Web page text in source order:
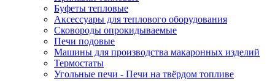
Буфеты тепловые
Аксессуары для теплового оборудования
Сковороды опрокидываемые
Печи подовые
Машины для производства макаронных изделий
Термостаты
Угольные печи - Печи на твёрдом топливе